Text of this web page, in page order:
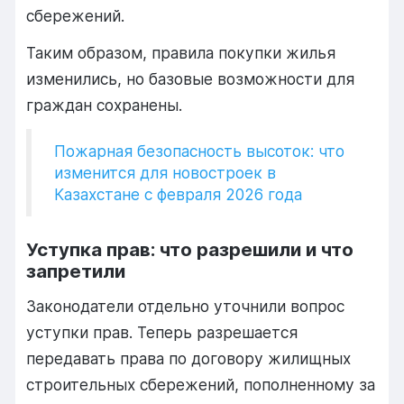
сбережений.
Таким образом, правила покупки жилья
изменились, но базовые возможности для
граждан сохранены.
Пожарная безопасность высоток: что
изменится для новостроек в
Казахстане с февраля 2026 года
Уступка прав: что разрешили и что
запретили
Законодатели отдельно уточнили вопрос
уступки прав. Теперь разрешается
передавать права по договору жилищных
строительных сбережений, пополненному за